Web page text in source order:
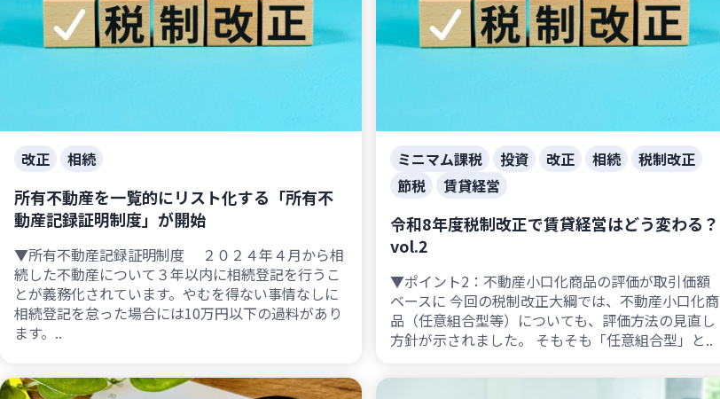
改正 相続
所有不動産を一覧的にリスト化する「所有不
動産記録証明制度」が開始
▼所有不動産記録証明制度 ２０２４年４月から相
続した不動産について３年以内に相続登記を行うこ
とが義務化されています。やむを得ない事情なしに
相続登記を怠った場合には10万円以下の過料があり
ます。..
ミニマム課税 投資 改正 相続
税制改正
節税
賃貸経営
令和8年度税制改正で賃貸経営はどう変わる？
vol.2
▼ポイント2：不動産小口化商品の評価が取引価額
ベースに 今回の税制改正大綱では、不動産小口化商
品（任意組合型等）についても、評価方法の見直し
方針が示されました。 そもそも「任意組合型」と..